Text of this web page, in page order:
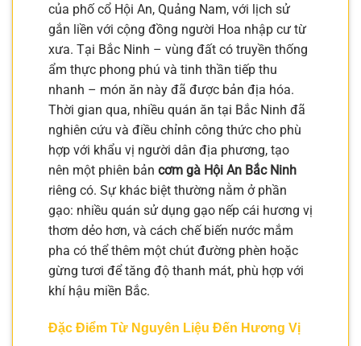
của phố cổ Hội An, Quảng Nam, với lịch sử
gắn liền với cộng đồng người Hoa nhập cư từ
xưa. Tại Bắc Ninh – vùng đất có truyền thống
ẩm thực phong phú và tinh thần tiếp thu
nhanh – món ăn này đã được bản địa hóa.
Thời gian qua, nhiều quán ăn tại Bắc Ninh đã
nghiên cứu và điều chỉnh công thức cho phù
hợp với khẩu vị người dân địa phương, tạo
nên một phiên bản cơm gà Hội An Bắc Ninh
riêng có. Sự khác biệt thường nằm ở phần
gạo: nhiều quán sử dụng gạo nếp cái hương vị
thơm dẻo hơn, và cách chế biến nước mắm
pha có thể thêm một chút đường phèn hoặc
gừng tươi để tăng độ thanh mát, phù hợp với
khí hậu miền Bắc.
Đặc Điểm Từ Nguyên Liệu Đến Hương Vị